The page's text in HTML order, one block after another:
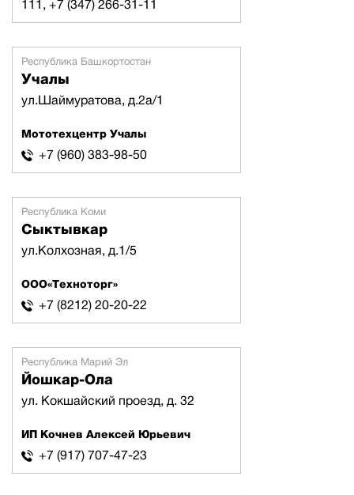
111, +7 (347) 266-31-11
Республика Башкортостан
Учалы
ул.Шаймуратова, д.2а/1
Мототехцентр Учалы
+7 (960) 383-98-50
Республика Коми
Сыктывкар
ул.Колхозная, д.1/5
ООО«Техноторг»
+7 (8212) 20-20-22
Республика Марий Эл
Йошкар-Ола
ул. Кокшайский проезд, д. 32
ИП Кочнев Алексей Юрьевич
+7 (917) 707-47-23